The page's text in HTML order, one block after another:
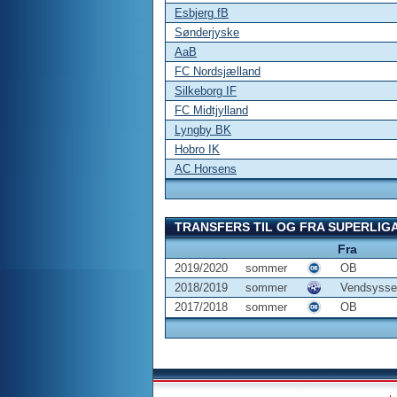
Esbjerg fB
Sønderjyske
AaB
FC Nordsjælland
Silkeborg IF
FC Midtjylland
Lyngby BK
Hobro IK
AC Horsens
TRANSFERS TIL OG FRA
Fra
2019/2020 sommer
OB
2018/2019
sommer
2017/2018
sommer OB